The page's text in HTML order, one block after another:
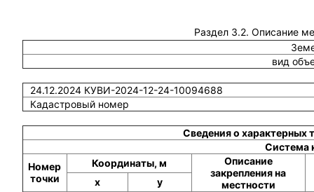
Раздел 3.2. Описание
вид
24.12.2024 КУВИ-2024-12-24-10094688
Кадастровый номер
Сведения о характерных
Система
Номер
точки
Координаты, м
Описание
закрепления на
местности
x
y